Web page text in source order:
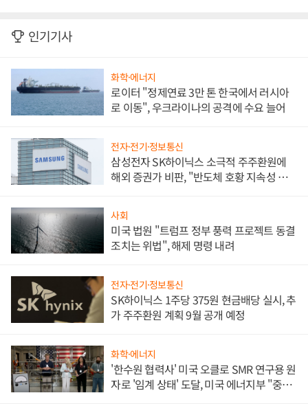
인기기사
화학·에너지
로이터 "정제연료 3만 톤 한국에서 러시아
로 이동", 우크라이나의 공격에 수요 늘어
전자·전기·정보통신
삼성전자 SK하이닉스 소극적 주주환원에
해외 증권가 비판, "반도체 호황 지속성 의
사회
미국 법원 "트럼프 정부 풍력 프로젝트 동결
조치는 위법", 해제 명령 내려
전자·전기·정보통신
SK하이닉스 1주당 375원 현금배당 실시, 추
가 주주환원 계획 9월 공개 예정
화학·에너지
'한수원 협력사' 미국 오클로 SMR 연구용 원
자로 '임계 상태' 도달, 미국 에너지부 "중요